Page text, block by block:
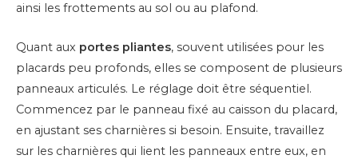
ainsi les frottements au sol ou au plafond.
Quant aux portes pliantes, souvent utilisées pour les
placards peu profonds, elles se composent de plusieurs
panneaux articulés. Le réglage doit être séquentiel.
Commencez par le panneau fixé au caisson du placard,
en ajustant ses charnières si besoin. Ensuite, travaillez
sur les charnières qui lient les panneaux entre eux, en